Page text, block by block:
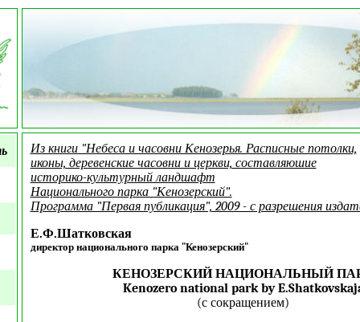
Из книги "Небеса и часовни Кенозерья. Расписные потолки,
иконы, деревенские часовни и церкви, составляюшие
историко-культурный ландшафт
Национального парка "Кенозерский".
Программа "Первая публикация", 2009 - с разрешения
Е.Ф.Шатковская
директор национального парка "Кенозерский"
КЕНОЗЕРСКИЙ НАЦИОНАЛЬНЫЙ
Kenozero national park by
(с сокращением)